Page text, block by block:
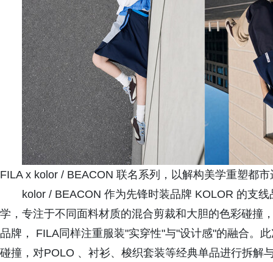
FILA x kolor / BEACON 联名系列，以解构美学重塑都
kolor / BEACON 作为先锋时装品牌 KOLOR 的支
学，专注于不同面料材质的混合剪裁和大胆的色彩碰撞
品牌， FILA同样注重服装"实穿性"与"设计感"的融合。
碰撞，对POLO 、衬衫、梭织套装等经典单品进行拆解